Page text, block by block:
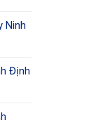
Ninh
Định